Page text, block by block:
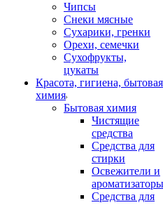
Чипсы
Снеки мясные
Сухарики, гренки
Орехи, семечки
Сухофрукты,
цукаты
Красота, гигиена, бытовая
химия
Бытовая химия
Чистящие
средства
Средства для
стирки
Освежители и
ароматизаторы
Средства для